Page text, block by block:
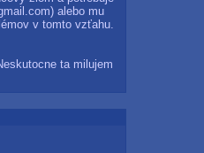
alebo mu
v tomto vzťahu.
ta milujem